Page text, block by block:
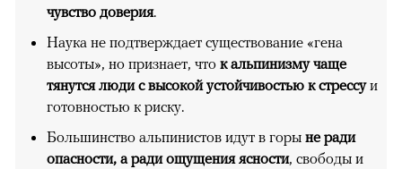
чувство доверия.
Наука не подтверждает существование «гена
высоты», но признает, что к альпинизму чаще
тянутся люди с высокой устойчивостью к стрессуи
готовностью к риску.
Большинство альпинистов идут в горы не ради
опасности, а ради ощущения ясности, свободы и